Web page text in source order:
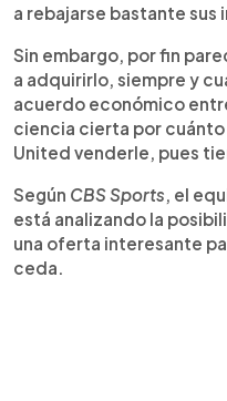
a rebajarse bastante sus
Sin embargo, por fin
a adquirirlo, siempre y
acuerdo económico
ciencia cierta por
United venderle, pues
Según CBS Sports, el
está analizando la
una oferta interesante
ceda.